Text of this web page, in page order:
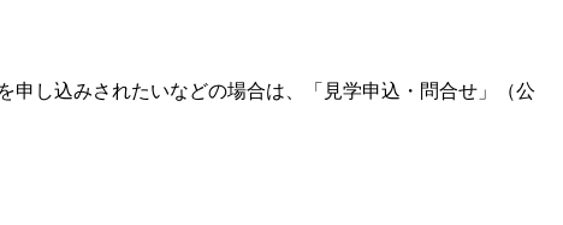
申し込みされたいなどの場合は、「見学申込・問合せ」（公